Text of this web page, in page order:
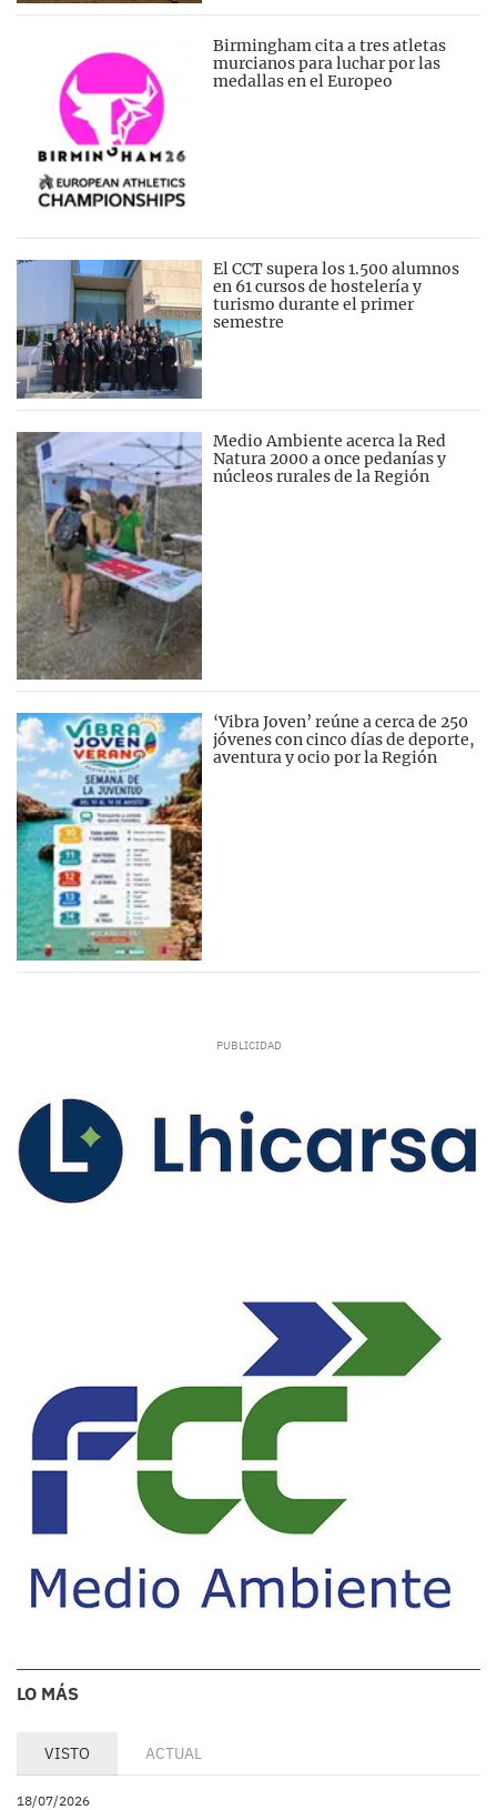
Birmingham cita a tres atletas
murcianos para luchar por las
medallas en el Europeo
El CCT supera los 1.500 alumnos
en 61 cursos de hostelería y
turismo durante el primer
semestre
Medio Ambiente acerca la Red
Natura 2000 a once pedanías y
núcleos rurales de la Región
‘Vibra Joven’ reúne a cerca de 250
jóvenes con cinco días de deporte,
aventura y ocio por la Región
LO MÁS
VISTO ACTUAL
18/07/2026